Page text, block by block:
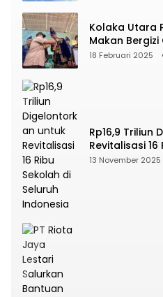
Kolaka Utara
Makan
Terbanyak
18 Februari 2025
Rp16,9 Triliun
Revitalisasi 16
Indonesia
13 November 2025